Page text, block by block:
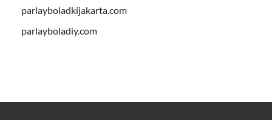
parlayboladkijakarta.com
parlayboladiy.com